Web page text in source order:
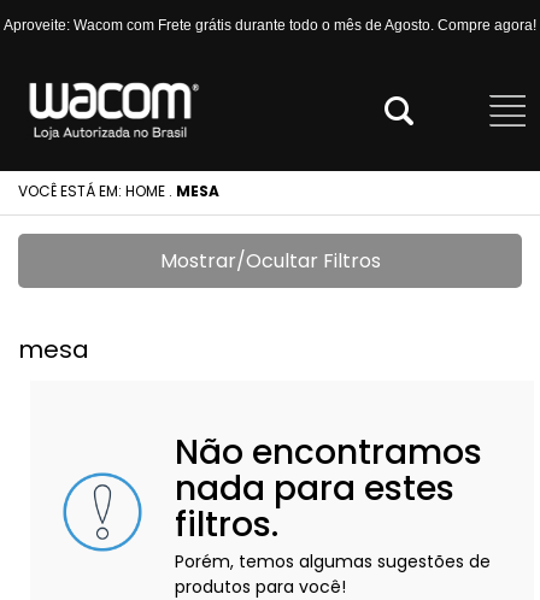
Aproveite: Wacom com Frete grátis durante todo o mês de Agosto. Compre agora!
VOCÊ ESTÁ EM: HOME . MESA
Mostrar/Ocultar Filtros
mesa
Não encontramos
nada para estes
filtros.
Porém, temos algumas sugestões de
produtos para você!